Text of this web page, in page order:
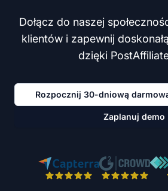
Dołącz do naszej
klientów i zapewnij
dzięki
Rozpocznij 30-dniową
Zaplanuj demo